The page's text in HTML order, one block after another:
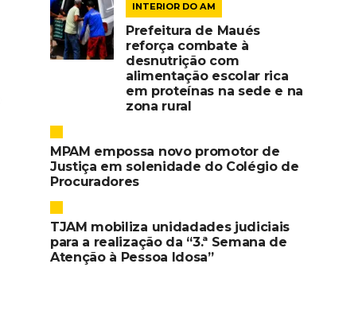
INTERIOR DO AM
Prefeitura de Maués
reforça combate à
desnutrição com
alimentação escolar rica
em proteínas na sede e na
zona rural
MPAM empossa novo promotor de
Justiça em solenidade do Colégio de
Procuradores
TJAM mobiliza unidadades judiciais
para a realização da “3.ª Semana de
Atenção à Pessoa Idosa”